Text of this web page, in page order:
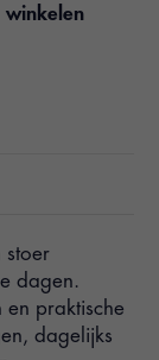
winkelen
stoer
dagen.
en praktische
dagelijks